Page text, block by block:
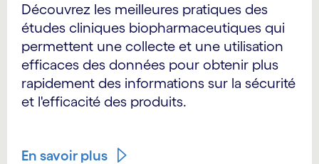
Découvrez les meilleures pratiques des
études cliniques biopharmaceutiques qui
permettent une collecte et une utilisation
efficaces des données pour obtenir plus
rapidement des informations sur la sécurité
et l'efficacité des produits.
En savoir plus